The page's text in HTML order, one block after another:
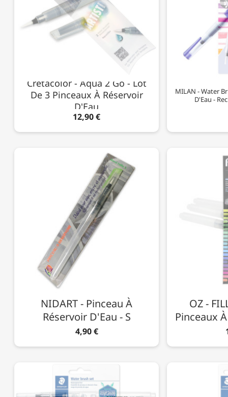
Cretacolor - Aqua 2 Go - Lot
De 3 Pinceaux À Réservoir
D'Eau
12,90 €
MILAN - Water
D'Eau -
NIDART - Pinceau À
Réservoir D'Eau - S
4,90 €
OZ -
Pinceaux